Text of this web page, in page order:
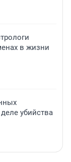
в жизни
убийства